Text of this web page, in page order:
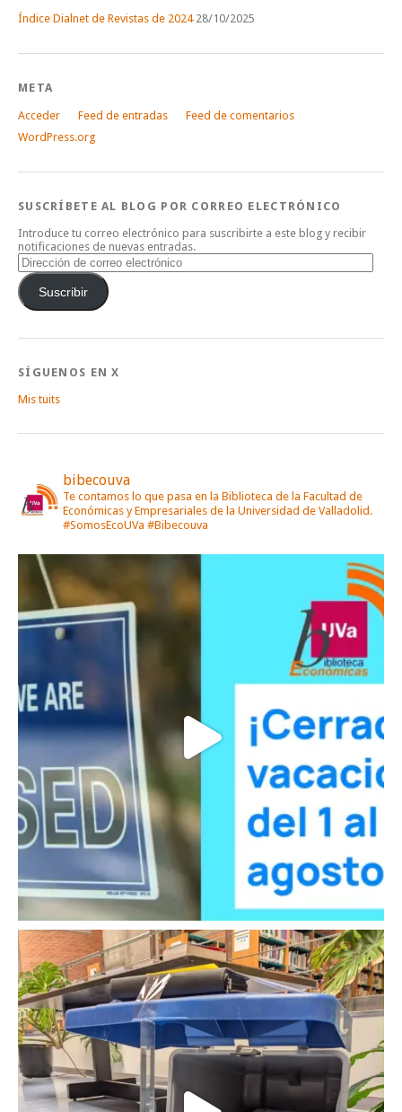
Índice Dialnet de Revistas de 2024 28/10/2025
META
Acceder Feed de entradas
Feed de comentarios
WordPress.org
SUSCRÍBETE AL BLOG POR CORREO ELECTRÓNICO
Introduce tu correo electrónico para suscribirte a este blog y recibir
notificaciones de nuevas entradas.
Dirección
de
correo
electrónico
Suscribir
SÍGUENOS EN X
Mis tuits
bibecouva
Te contamos lo que pasa en la Biblioteca de la Facultad de
Económicas y Empresariales de la Universidad de Valladolid.
#SomosEcoUVa #Bibecouva